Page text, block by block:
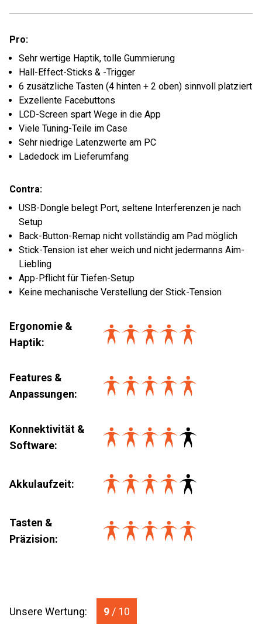
Pro:
Sehr wertige Haptik, tolle Gummierung
Hall-Effect-Sticks & -Trigger
6 zusätzliche Tasten (4 hinten + 2 oben) sinnvoll platziert
Exzellente Facebuttons
LCD-Screen spart Wege in die App
Viele Tuning-Teile im Case
Sehr niedrige Latenzwerte am PC
Ladedock im Lieferumfang
Contra:
USB-Dongle belegt Port, seltene Interferenzen je nach
Setup
Back-Button-Remap nicht vollständig am Pad möglich
Stick-Tension ist eher weich und nicht jedermanns Aim-
Liebling
App-Pflicht für Tiefen-Setup
Keine mechanische Verstellung der Stick-Tension
Ergonomie &
Haptik:
Features &
Anpassungen:
Konnektivität &
Software:
Akkulaufzeit:
Tasten &
Präzision:
Unsere Wertung: 9 / 10